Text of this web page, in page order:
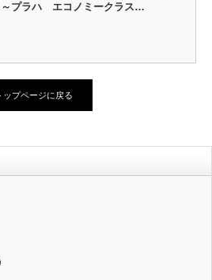
～プラハ エコノミークラス…
ップページに戻る